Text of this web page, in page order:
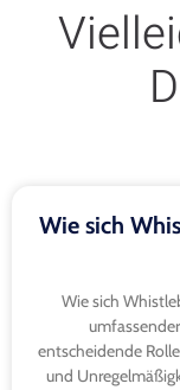
Wie sich
Wie sich
entscheidende
und